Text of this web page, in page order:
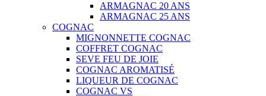
ARMAGNAC 20 ANS
ARMAGNAC 25 ANS
COGNAC
MIGNONNETTE COGNAC
COFFRET COGNAC
SEVE FEU DE JOIE
COGNAC AROMATISÉ
LIQUEUR DE COGNAC
COGNAC VS